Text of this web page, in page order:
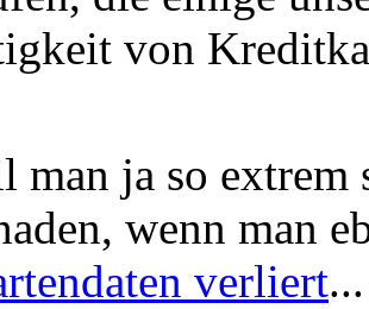
von
man ja so extrem
wenn man
verliert...